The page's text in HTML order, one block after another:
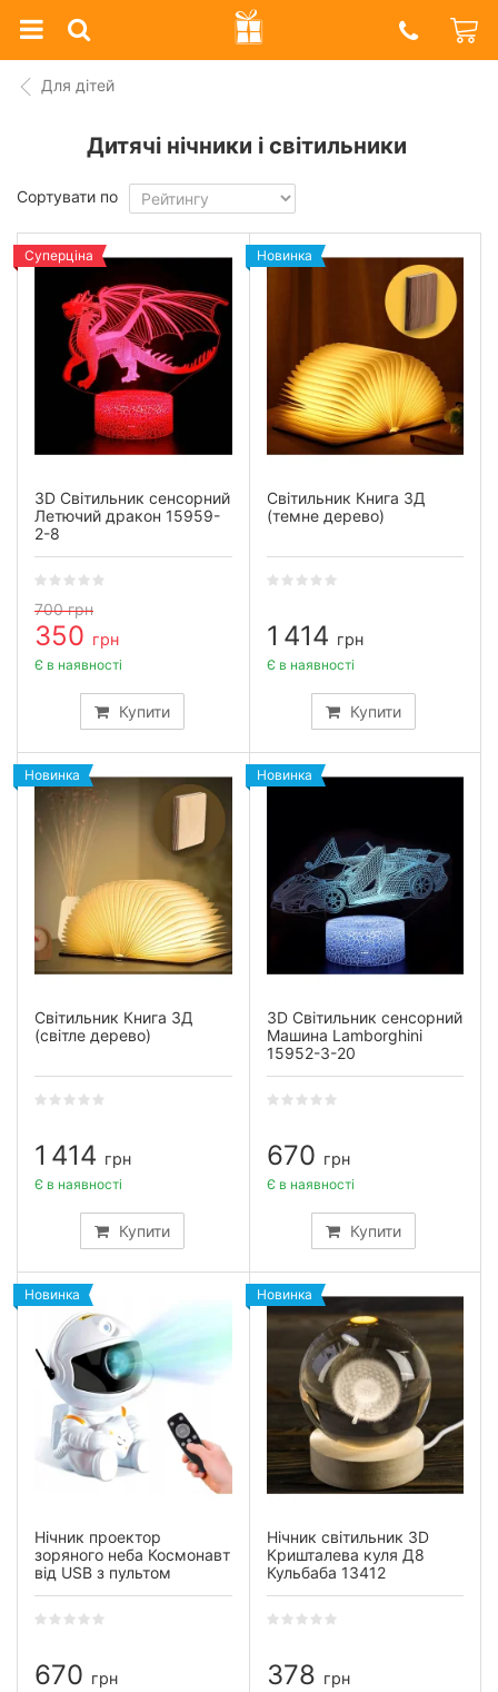
Prazdnik
Shop
Для дітей
Дитячі нічники і світильники
Сортувати по
Суперціна
3D Світильник сенсорний
Летючий дракон 15959-
2-8
700грн
350 грн
Купити
Є в наявності
Новинка
Світильник Книга 3Д
(темне дерево)
1 414 грн
Купити
Є в наявності
Новинка
Світильник Книга 3Д
(світле дерево)
1 414 грн
Купити
Є в наявності
Новинка
3D Світильник сенсорний
Машина Lamborghini
15952-3-20
670 грн
Купити
Є в наявності
Новинка
Нічник проектор
зоряного неба Космонавт
від USB з пультом
670 грн
Новинка
Нічник світильник 3D
Кришталева куля Д8
Кульбаба 13412
378 грн